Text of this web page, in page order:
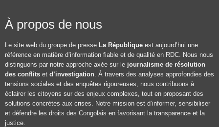
À propos de nous
Le site web du groupe de presse La République est aujourd’hui une
référence en matière d’information fiable et de qualité en RDC. Nous nous
distinguons par notre approche axée sur le journalisme de résolution
des conflits et d’investigation. À travers des analyses approfondies des
tensions sociales et des enquêtes rigoureuses, nous contribuons à
éclairer les citoyens sur des enjeux complexes, tout en proposant des
solutions concrètes aux crises. Notre mission est d’informer, sensibiliser
et défendre les droits des Congolais en favorisant la transparence et la
justice.